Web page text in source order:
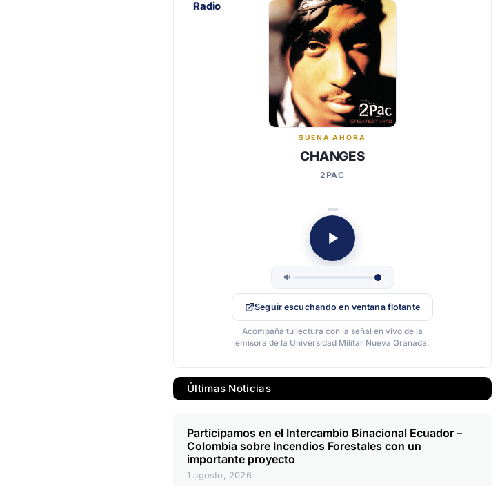
SUENA AHORA
CHANGES
2PAC
Seguir escuchando en ventana flotante
Acompaña tu lectura con la señal en vivo de la
emisora de la Universidad Militar Nueva Granada.
Últimas Noticias
Participamos en el Intercambio Binacional Ecuador –
Colombia sobre Incendios Forestales con un
importante proyecto
1 agosto, 2026